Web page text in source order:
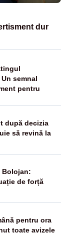
dur
semnal
pentru
după decizia
să revină la
Bolojan:
de forță
pentru ora
toate avizele